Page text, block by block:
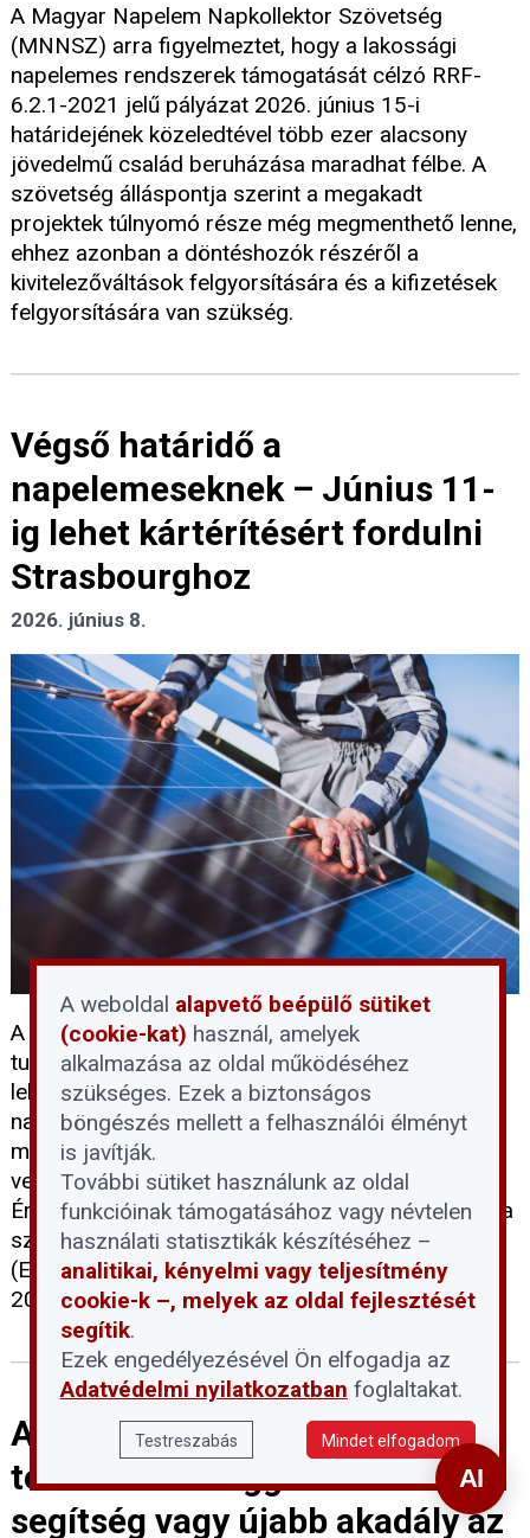
A Magyar Napelem Napkollektor Szövetség
(MNNSZ) arra figyelmeztet, hogy a lakossági
napelemes rendszerek támogatását célzó RRF-
6.2.1-2021 jelű pályázat 2026. június 15-i
határidejének közeledtével több ezer alacsony
jövedelmű család beruházása maradhat félbe. A
szövetség álláspontja szerint a megakadt
projektek túlnyomó része még megmenthető lenne,
ehhez azonban a döntéshozók részéről a
kivitelezőváltások felgyorsítására és a kifizetések
felgyorsítására van szükség.
Végső határidő a
napelemeseknek – Június 11-
ig lehet kártérítésért fordulni
Strasbourghoz
2026. június 8.
A háztartási méretű kiserőművek (HMKE)
tulajdonosai számára elérkezett az utolsó jogi
lehetőség, hogy kompenzációt kérjenek a
napelemes elszámolási rendszer utólagos
megváltoztatása miatt elszenvedett anyagi
veszteségeikért. A Napelem-felhasználók
Érdekvédelmi Platformja (NÉP) Egyesület felhívása
szerint az Emberi Jogok Európai Bíróságához
(EJEB) benyújtandó egyéni kártérítési kérelmeket
2026. június 11-ig kell postára adni.
A devizahiteles eljárások
tervezett felfüggesztése:
segítség vagy újabb akadály az
A weboldal alapvető beépülő sütiket
(cookie-kat) használ, amelyek
alkalmazása az oldal működéséhez
szükséges. Ezek a biztonságos
böngészés mellett a felhasználói élményt
is javítják.
További sütiket használunk az oldal
funkcióinak támogatásához vagy névtelen
használati statisztikák készítéséhez –
analitikai, kényelmi vagy teljesítmény
cookie-k –, melyek az oldal fejlesztését
segítik.
Ezek engedélyezésével Ön elfogadja az
Adatvédelmi nyilatkozatban foglaltakat.
Testreszabás Mindet elfogadom